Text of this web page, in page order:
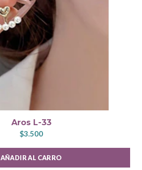
Aros L-33
$3.500
AÑADIR AL CARRO